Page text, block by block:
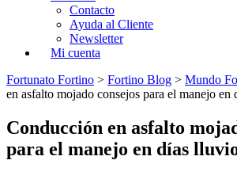
Contacto
Ayuda al Cliente
Newsletter
Mi cuenta
Fortunato Fortino > Fortino Blog > Mundo
en asfalto mojado consejos para el manejo en
Conducción en asfalto
para el manejo en días